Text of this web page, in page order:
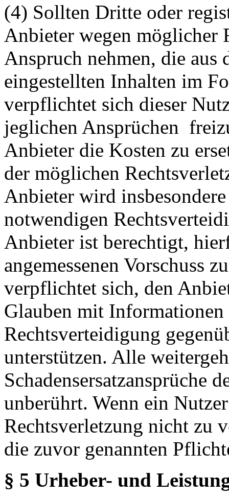
(4) Sollten Dritte oder
Anbieter wegen möglicher
Anspruch nehmen, die aus
eingestellten Inhalten im
verpflichtet sich dieser
jeglichen Ansprüchen
Anbieter die Kosten zu
der möglichen
Anbieter wird
notwendigen
Anbieter ist berechtigt,
angemessenen Vorschuss
verpflichtet sich, den
Glauben mit
Rechtsverteidigung
unterstützen. Alle
Schadensersatzansprüche
unberührt. Wenn ein
Rechtsverletzung nicht zu
die zuvor genannten
§ 5 Urheber- und